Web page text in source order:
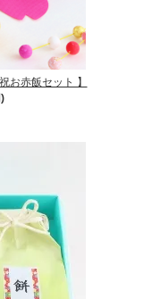
お赤飯セット 】